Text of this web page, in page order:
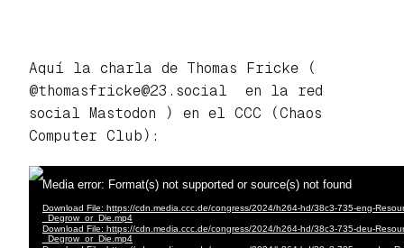
Aquí la charla de Thomas Fricke (
@thomasfricke@23.social en la red
social Mastodon ) en el CCC (Chaos
Computer Club):